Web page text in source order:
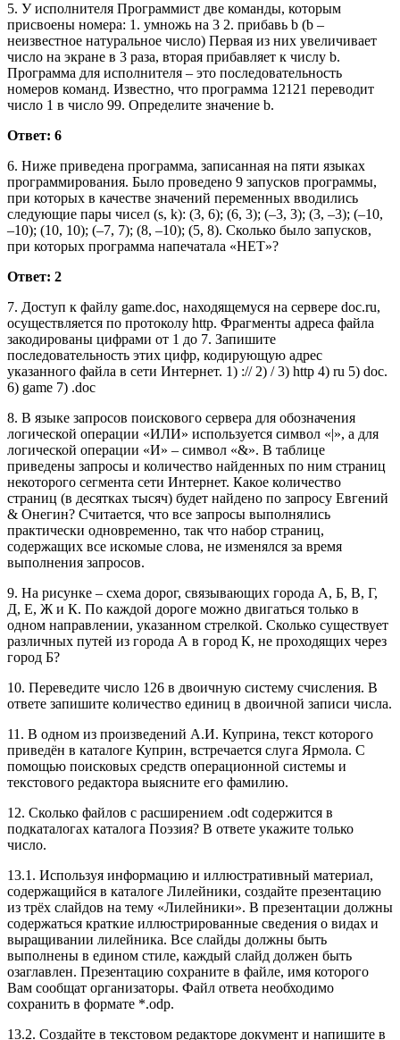
5. У исполнителя Программист две команды, которым
присвоены номера: 1. умножь на 3 2. прибавь b (b –
неизвестное натуральное число) Первая из них увеличивает
число на экране в 3 раза, вторая прибавляет к числу b.
Программа для исполнителя – это последовательность
номеров команд. Известно, что программа 12121 переводит
число 1 в число 99. Определите значение b.
Ответ: 6
6. Ниже приведена программа, записанная на пяти языках
программирования. Было проведено 9 запусков программы,
при которых в качестве значений переменных вводились
следующие пары чисел (s, k): (3, 6); (6, 3); (–3, 3); (3, –3); (–10,
–10); (10, 10); (–7, 7); (8, –10); (5, 8). Сколько было запусков,
при которых программа напечатала «НЕТ»?
Ответ: 2
7. Доступ к файлу game.doc, находящемуся на сервере doc.ru,
осуществляется по протоколу http. Фрагменты адреса файла
закодированы цифрами от 1 до 7. Запишите
последовательность этих цифр, кодирующую адрес
указанного файла в сети Интернет. 1) :// 2) / 3) http 4) ru 5) doc.
6) game 7) .doc
8. В языке запросов поискового сервера для обозначения
логической операции «ИЛИ» используется символ «|», а для
логической операции «И» – символ «&». В таблице
приведены запросы и количество найденных по ним страниц
некоторого сегмента сети Интернет. Какое количество
страниц (в десятках тысяч) будет найдено по запросу Евгений
& Онегин? Считается, что все запросы выполнялись
практически одновременно, так что набор страниц,
содержащих все искомые слова, не изменялся за время
выполнения запросов.
9. На рисунке – схема дорог, связывающих города А, Б, В, Г,
Д, Е, Ж и К. По каждой дороге можно двигаться только в
одном направлении, указанном стрелкой. Сколько существует
различных путей из города А в город К, не проходящих через
город Б?
10. Переведите число 126 в двоичную систему счисления. В
ответе запишите количество единиц в двоичной записи числа.
11. В одном из произведений А.И. Куприна, текст которого
приведён в каталоге Куприн, встречается слуга Ярмола. С
помощью поисковых средств операционной системы и
текстового редактора выясните его фамилию.
12. Сколько файлов с расширением .odt содержится в
подкаталогах каталога Поэзия? В ответе укажите только
число.
13.1. Используя информацию и иллюстративный материал,
содержащийся в каталоге Лилейники, создайте презентацию
из трёх слайдов на тему «Лилейники». В презентации должны
содержаться краткие иллюстрированные сведения о видах и
выращивании лилейника. Все слайды должны быть
выполнены в едином стиле, каждый слайд должен быть
озаглавлен. Презентацию сохраните в файле, имя которого
Вам сообщат организаторы. Файл ответа необходимо
сохранить в формате *.odp.
13.2. Создайте в текстовом редакторе документ и напишите в